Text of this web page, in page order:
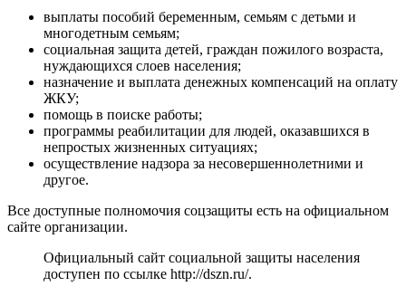
выплаты пособий беременным, семьям с детьми и
многодетным семьям;
социальная защита детей, граждан пожилого возраста,
нуждающихся слоев населения;
назначение и выплата денежных компенсаций на оплату
ЖКУ;
помощь в поиске работы;
программы реабилитации для людей, оказавшихся в
непростых жизненных ситуациях;
осуществление надзора за несовершеннолетними и
другое.
Все доступные полномочия соцзащиты есть на официальном
сайте организации.
Официальный сайт социальной защиты населения
доступен по ссылке http://dszn.ru/.